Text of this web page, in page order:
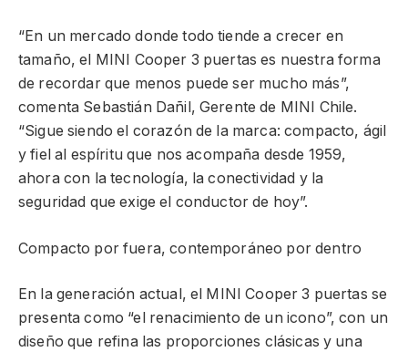
“En un mercado donde todo tiende a crecer en
tamaño, el MINI Cooper 3 puertas es nuestra forma
de recordar que menos puede ser mucho más”,
comenta Sebastián Dañil, Gerente de MINI Chile.
“Sigue siendo el corazón de la marca: compacto, ágil
y fiel al espíritu que nos acompaña desde 1959,
ahora con la tecnología, la conectividad y la
seguridad que exige el conductor de hoy”.
Compacto por fuera, contemporáneo por dentro
En la generación actual, el MINI Cooper 3 puertas se
presenta como “el renacimiento de un icono”, con un
diseño que refina las proporciones clásicas y una